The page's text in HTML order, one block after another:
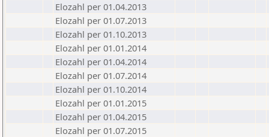
Elozahl per 01.04.2013
Elozahl per 01.07.2013
Elozahl per 01.10.2013
Elozahl per 01.01.2014
Elozahl per 01.04.2014
Elozahl per 01.07.2014
Elozahl per 01.10.2014
Elozahl per 01.01.2015
Elozahl per 01.04.2015
Elozahl per 01.07.2015